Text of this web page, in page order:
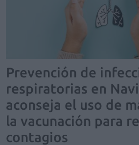
Prevención de
respiratorias en
aconseja el uso de
la vacunación para
contagios